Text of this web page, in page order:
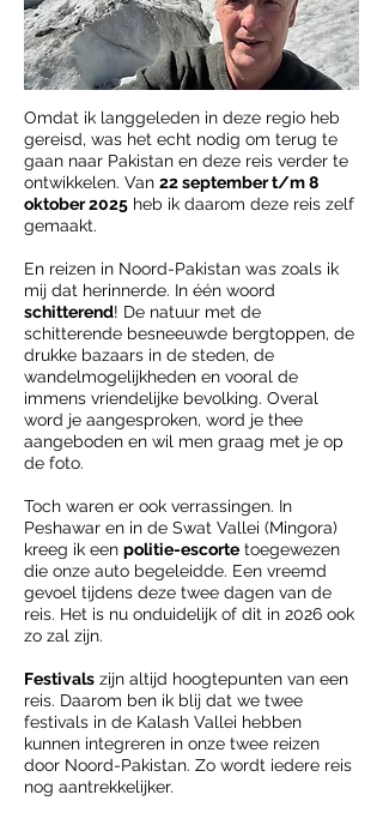
Omdat ik langgeleden in deze regio heb
gereisd, was het echt nodig om terug te
gaan naar Pakistan en deze reis verder te
ontwikkelen. Van 22 september t/m 8
oktober 2025 heb ik daarom deze reis zelf
gemaakt.
En reizen in Noord-Pakistan was zoals ik
mij dat herinnerde. In één woord
schitterend! De natuur met de
schitterende besneeuwde bergtoppen, de
drukke bazaars in de steden, de
wandelmogelijkheden en vooral de
immens vriendelijke bevolking. Overal
word je aangesproken, word je thee
aangeboden en wil men graag met je op
de foto.
Toch waren er ook verrassingen. In
Peshawar en in de Swat Vallei (Mingora)
kreeg ik een politie-escorte toegewezen
die onze auto begeleidde. Een vreemd
gevoel tijdens deze twee dagen van de
reis. Het is nu onduidelijk of dit in 2026 ook
zo zal zijn.
Festivals zijn altijd hoogtepunten van een
reis. Daarom ben ik blij dat we twee
festivals in de Kalash Vallei hebben
kunnen integreren in onze twee reizen
door Noord-Pakistan. Zo wordt iedere reis
nog aantrekkelijker.